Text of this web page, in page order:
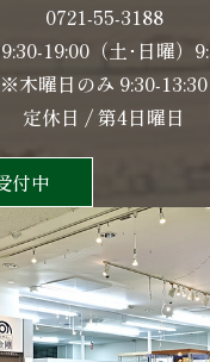
0721-55-3188
9:30-19:00（土･日曜）
※木曜日のみ 9:30-13:30
定休日 / 第4日曜日
付中